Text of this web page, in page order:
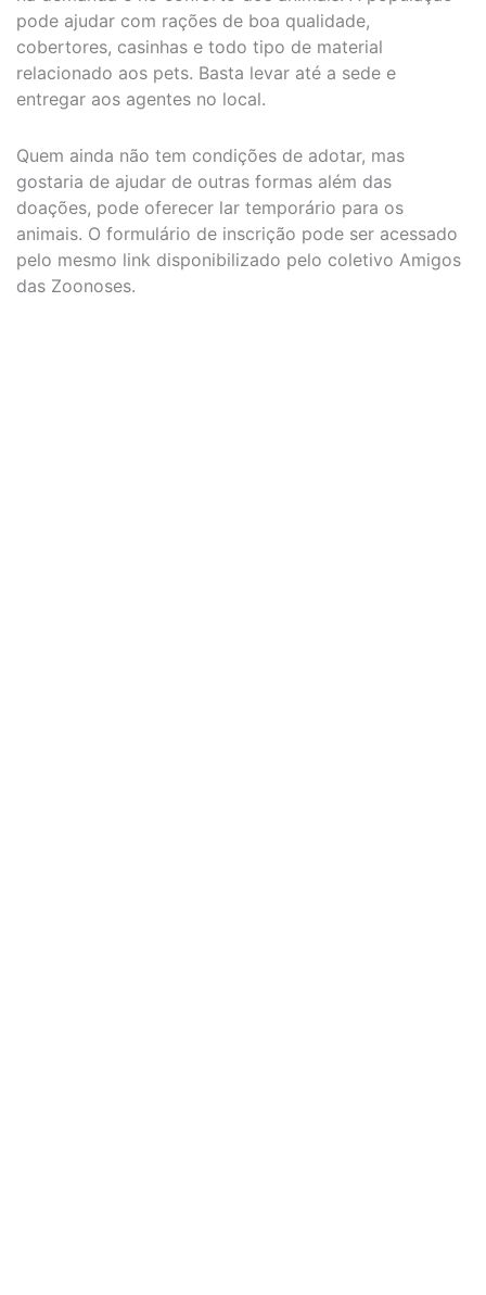
pode ajudar com rações de boa qualidade,
cobertores, casinhas e todo tipo de material
relacionado aos pets. Basta levar até a sede e
entregar aos agentes no local.
Quem ainda não tem condições de adotar, mas
gostaria de ajudar de outras formas além das
doações, pode oferecer lar temporário para os
animais. O formulário de inscrição pode ser acessado
pelo mesmo link disponibilizado pelo coletivo Amigos
das Zoonoses.